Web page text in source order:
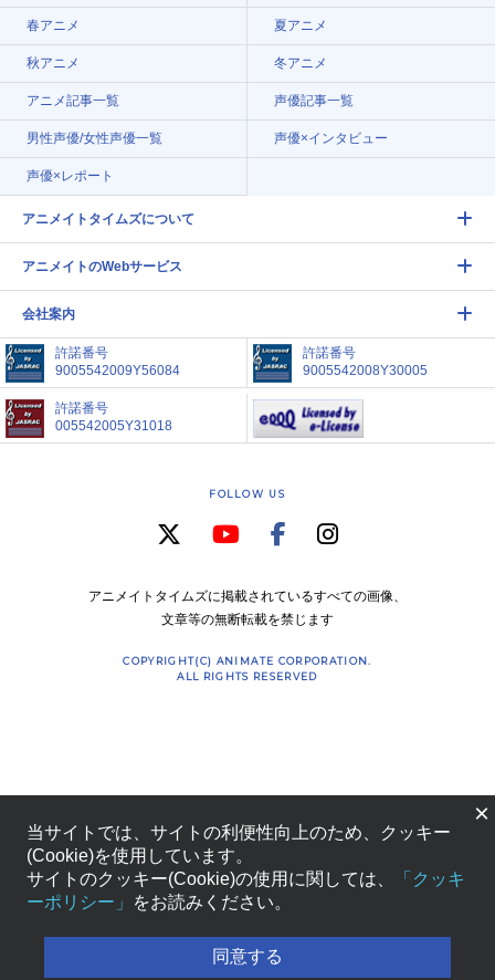
春アニメ 夏アニメ
秋アニメ 冬アニメ
アニメ記事一覧 声優記事一覧
男性声優/女性声優一覧 声優×インタビュー
声優×レポート
アニメイトタイムズについて
アニメイトのWebサービス
会社案内
許諾番号
9005542009Y56084
許諾番号
9005542008Y30005
許諾番号
005542005Y31018
FOLLOW US
アニメイトタイムズに掲載されているすべての画像、
文章等の無断転載を禁じます
COPYRIGHT(C) ANIMATE CORPORATION.
ALL RIGHTS RESERVED
×
当サイトでは、サイトの利便性向上のため、クッキー
(Cookie)を使用しています。
サイトのクッキー(Cookie)の使用に関しては、
「クッキ
ーポリシー」
をお読みください。
同意する